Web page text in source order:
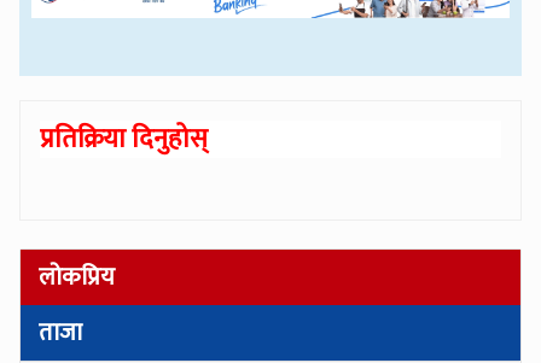
प्रतिक्रिया दिनुहोस्
लोकप्रिय
ताजा